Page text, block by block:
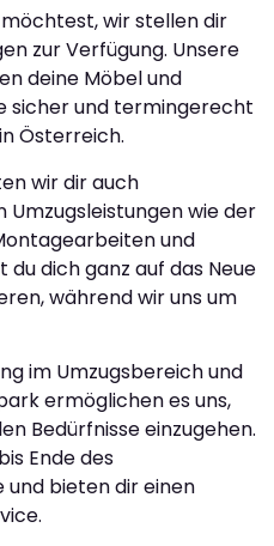
wir stellen dir
zur Verfügung. Unsere
deine Möbel und
sicher und termingerecht
Österreich.
wir dir auch
wie der
und
du dich ganz auf das Neue
während wir uns um
im Umzugsbereich und
ermöglichen es uns,
Bedürfnisse einzugehen.
Ende des
und bieten dir einen